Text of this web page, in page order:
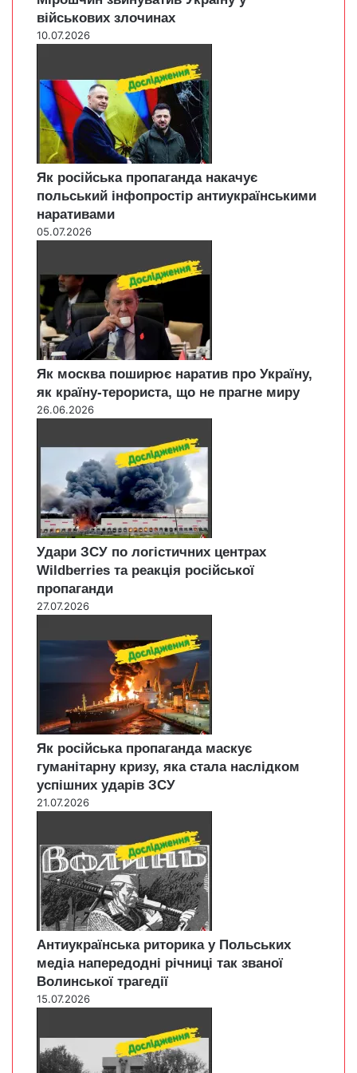
військових злочинах
10.07.2026
Як російська пропаганда накачує
польський інфопростір антиукраїнськими
наративами
05.07.2026
Як москва поширює наратив про Україну,
як країну-терориста, що не прагне миру
26.06.2026
Удари ЗСУ по логістичних центрах
Wildberries та реакція російської
пропаганди
27.07.2026
Як російська пропаганда маскує
гуманітарну кризу, яка стала наслідком
успішних ударів ЗСУ
21.07.2026
Антиукраїнська риторика у Польських
медіа напередодні річниці так званої
Волинської трагедії
15.07.2026